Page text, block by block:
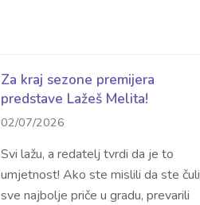
Za kraj sezone premijera
predstave Lažeš Melita!
02/07/2026
Svi lažu, a redatelj tvrdi da je to
umjetnost! Ako ste mislili da ste čuli
sve najbolje priče u gradu, prevarili